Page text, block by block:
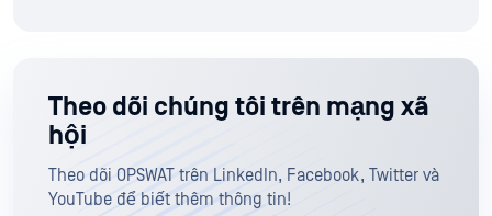
Theo dõi chúng tôi trên mạng xã
hội
Theo dõi OPSWAT trên LinkedIn, Facebook, Twitter và
YouTube để biết thêm thông tin!